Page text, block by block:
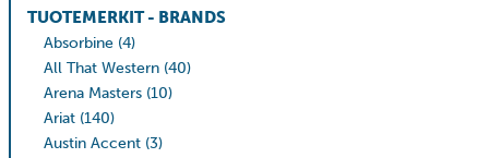
TUOTEMERKIT - BRANDS
Absorbine (4)
All That Western (40)
Arena Masters (10)
Ariat (140)
Austin Accent (3)